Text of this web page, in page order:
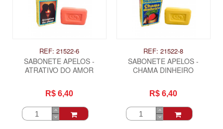
REF: 21522-6
SABONETE APELOS -
ATRATIVO DO AMOR
R$ 6,40
REF: 21522-8
SABONETE APELOS -
CHAMA DINHEIRO
R$ 6,40